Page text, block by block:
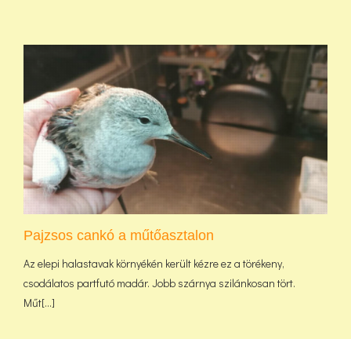
Pajzsos cankó a műtőasztalon
Az elepi halastavak környékén került kézre ez a törékeny,
csodálatos partfutó madár. Jobb szárnya szilánkosan tört.
Műt[...]